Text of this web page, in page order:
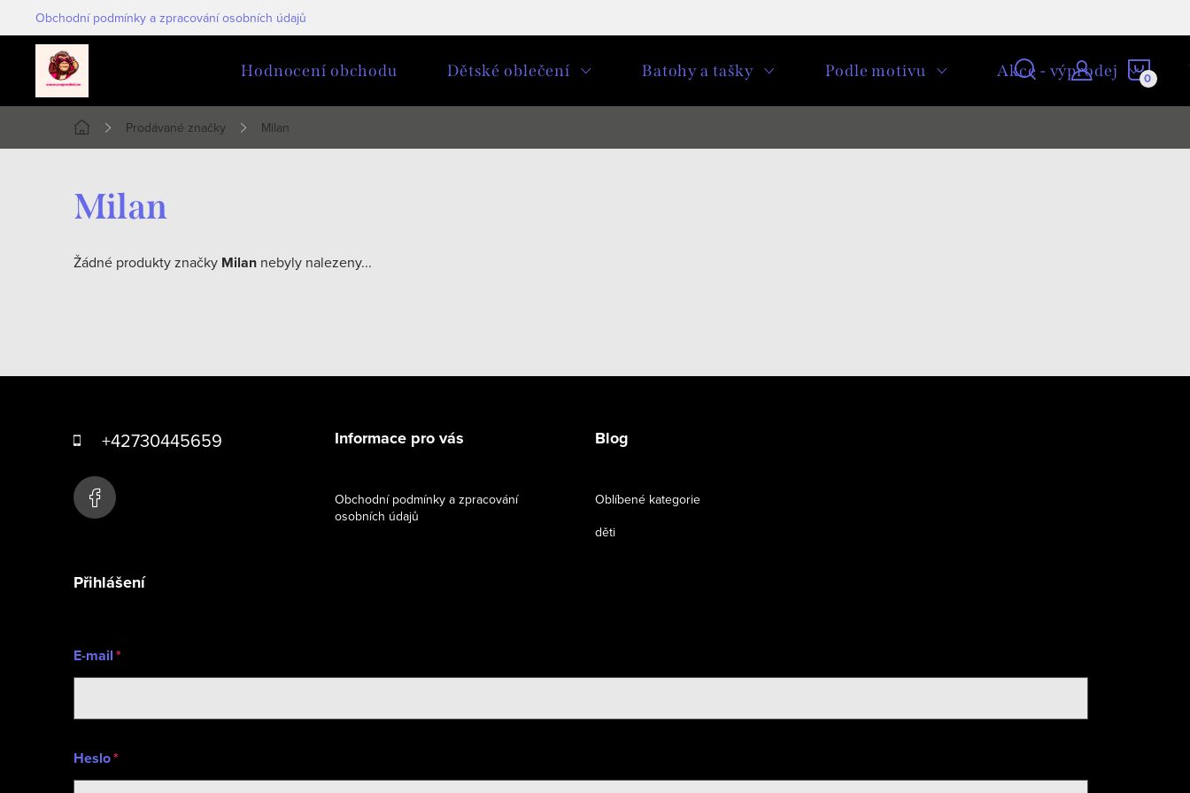
na
Obchodní podmínky a zpracování osobních údajů
Hodnocení obchodu Dětské oblečení Batohy a tašky Podle motivu Akce - výprodej
Domů
Prodávané značky Milan
Milan
Žádné produkty značky Milan nebyly nalezeny...
+42730445659 Informace pro vás
Obchodní podmínky a zpracování
osobních údajů
Blog
Oblíbené kategorie
děti
Přihlášení
E-mail
Heslo